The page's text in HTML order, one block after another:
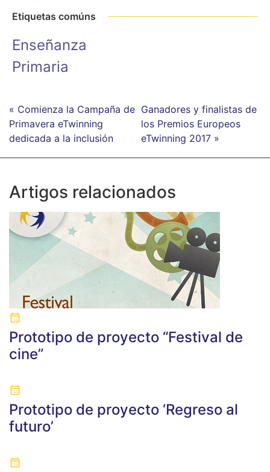
Etiquetas comúns
Enseñanza
Primaria
« Comienza la Campaña de
Primavera eTwinning
dedicada a la inclusión
Ganadores y finalistas de
los Premios Europeos
eTwinning 2017 »
Artigos relacionados
Prototipo de proyecto “Festival de
cine”
Prototipo de proyecto ‘Regreso al
futuro’